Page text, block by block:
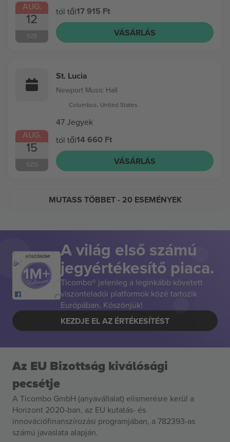
AUG.
12
SZE
tól től17 915 Ft
VÁSÁRLÁS
AUG.
15
SZO
St. Lucia
Newport Music Hall
Columbus, United States
47 Jegyek
tól től14 660 Ft
VÁSÁRLÁS
MUTASS TÖBBET- 20 ESEMÉNYEK
KÖSZÖNÖM! A világ első számú
jegyértékesítő piaca.
Ticombo® jelenleg a leginkább követett
viszonteladói platformok közé tartozik
Európában. Köszönjük!
KEZDJE EL AZ ÉRTÉKESÍTÉST
Az EU Bizottság kiválósági
pecsétje
A Ticombo GmbH (anyavállalat) elismerésre kerül a
Horizont 2020-ban, az EU kutatás- és
innovációfinanszírozási programjában, a 782393-as
számú javaslata alapján.